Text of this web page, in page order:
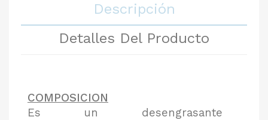
Descripción
Detalles Del Producto
COMPOSICION
Es un desengrasante